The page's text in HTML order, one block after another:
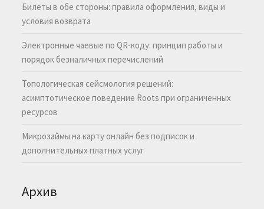
Билеты в обе стороны: правила оформления, виды и
условия возврата
Электронные чаевые по QR-коду: принцип работы и
порядок безналичных перечислений
Топологическая сейсмология решений:
асимптотическое поведение Roots при ограниченных
ресурсов
Микрозаймы на карту онлайн без подписок и
дополнительных платных услуг
Архив